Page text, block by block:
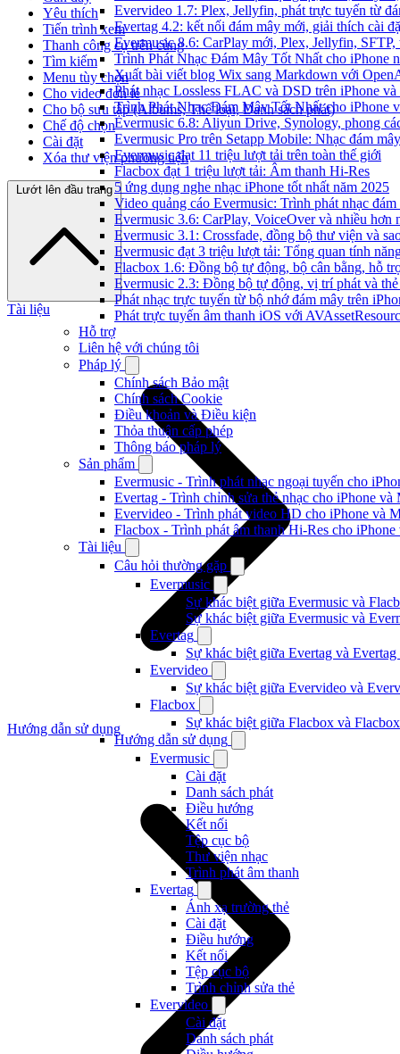
Evervideo 1.7: Plex, Jellyfin, phát trực tuyến từ
Evertag 4.2: kết nối đám mây mới, giải thích cài
Evermusic 8.6: CarPlay mới, Plex, Jellyfin,
Trình Phát Nhạc Đám Mây Tốt Nhất cho iPhone
Xuất bài viết blog Wix sang Markdown với
Phát nhạc Lossless FLAC và DSD trên iPhone
Trình Phát Nhạc Đám Mây Tốt Nhất cho iPhone
Evermusic 6.8: Aliyun Drive, Synology, phong
Evermusic Pro trên Setapp Mobile: Nhạc đám
Evermusic đạt 11 triệu lượt tải trên toàn thế giới
Flacbox đạt 1 triệu lượt tải: Âm thanh Hi-Res
5 ứng dụng nghe nhạc iPhone tốt nhất năm 2025
Video quảng cáo Evermusic: Trình phát nhạc đám
Evermusic 3.6: CarPlay, VoiceOver và nhiều hơn
Evermusic 3.1: Crossfade, đồng bộ thư viện và
Evermusic đạt 3 triệu lượt tải: Tổng quan tính
Flacbox 1.6: Đồng bộ tự động, bộ cân bằng, hỗ
Evermusic 2.3: Đồng bộ tự động, vị trí phát và thẻ
Phát nhạc trực tuyến từ bộ nhớ đám mây trên
Phát trực tuyến âm thanh iOS với
Hỗ trợ
Liên hệ với chúng tôi
Pháp lý
Chính sách Bảo mật
Chính sách Cookie
Điều khoản và Điều kiện
Thỏa thuận cấp phép
Thông báo pháp lý
Sản phẩm
Evermusic - Trình phát nhạc ngoại tuyến cho
Evertag - Trình chỉnh sửa thẻ nhạc cho iPhone và
Evervideo - Trình phát video HD cho iPhone và
Flacbox - Trình phát âm thanh Hi-Res cho iPhone
Tài liệu
Câu hỏi thường gặp
Evermusic
Sự khác biệt giữa Evermusic và
Sự khác biệt giữa Evermusic và
Evertag
Sự khác biệt giữa Evertag và
Evervideo
Sự khác biệt giữa Evervideo và
Flacbox
Sự khác biệt giữa Flacbox và
Hướng dẫn sử dụng
Evermusic
Cài đặt
Danh sách phát
Điều hướng
Kết nối
Tệp cục bộ
Thư viện nhạc
Trình phát âm thanh
Evertag
Ánh xạ trường thẻ
Cài đặt
Điều hướng
Kết nối
Tệp cục bộ
Trình chỉnh sửa thẻ
Evervideo
Cài đặt
Danh sách phát
Yêu thích
Tiến trình xem
Thanh công cụ trên cùng
Tìm kiếm
Menu tùy chọn
Cho video đơn lẻ
Cho bộ sưu tập (Albums, Thể loại, Danh sách phát)
Chế độ chọn
Cài đặt
Xóa thư viện phương tiện
Lướt lên đầu trang
Tài liệu
Hướng dẫn sử dụng